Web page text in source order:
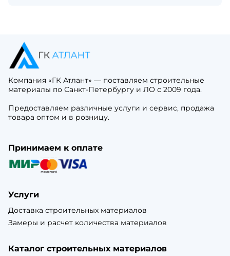
Компания «ГК Атлант» — поставляем строительные
материалы по Санкт-Петербургу и ЛО с 2009 года.
Предоставляем различные услуги и сервис, продажа
товара оптом и в розницу.
Принимаем к оплате
Услуги
Доставка строительных материалов
Замеры и расчет количества материалов
Каталог строительных материалов